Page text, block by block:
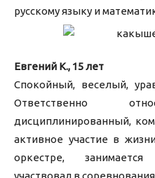
русскому языку и
Евгений К., 15 лет
Спокойный, веселый,
Ответственно
дисциплинированный,
активное участие в
оркестре,